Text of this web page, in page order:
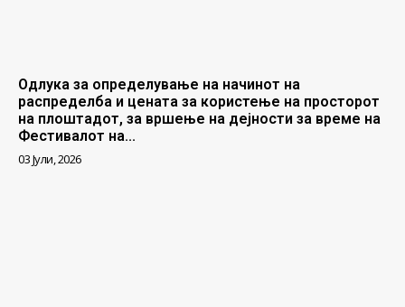
Одлука за определување на начинот на
распределба и цената за користење на просторот
на плоштадот, за вршење на дејности за време на
Фестивалот на...
03 Јули, 2026